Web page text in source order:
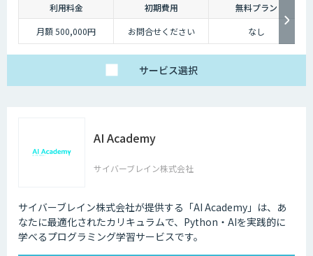
利用料金 初期費用
無料プラン
月額 500,000円
お問合せください なし
サービス選択
AI Academy
サイバーブレイン株式会社
サイバーブレイン株式会社が提供する「AI Academy」は、あ
なたに最適化されたカリキュラムで、Python・AIを実践的に
学べるプログラミング学習サービスです。